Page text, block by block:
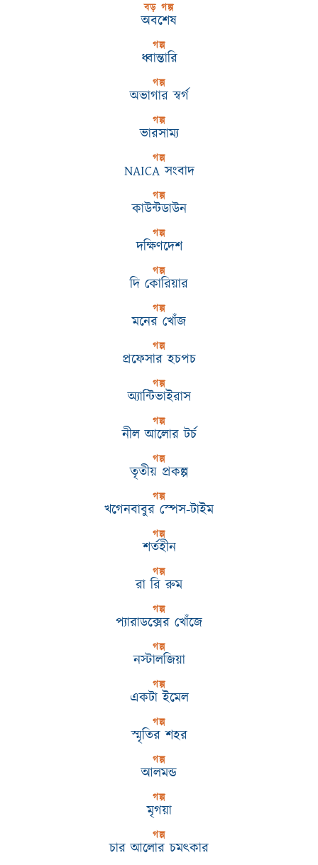
বড় গল্প
অবশেষ
গল্প
ধ্বান্তারি
গল্প
অভাগার স্বর্গ
গল্প
ভারসাম্য
গল্প
NAICA সংবাদ
গল্প
কাউন্টডাউন
গল্প
দক্ষিণদেশ
গল্প
দি কোরিয়ার
গল্প
মনের খোঁজ
গল্প
প্রফেসার হচপচ
গল্প
অ্যান্টিভাইরাস
গল্প
নীল আলোর টর্চ
গল্প
তৃতীয় প্রকল্প
গল্প
খগেনবাবুর স্পেস-টাইম
গল্প
শর্তহীন
গল্প
রা রি রুম
গল্প
প্যারাডক্সের খোঁজে
গল্প
নস্টালজিয়া
গল্প
একটা ইমেল
গল্প
স্মৃতির শহর
গল্প
আলমন্ড
গল্প
মৃগয়া
গল্প
চার আলোর চমৎকার